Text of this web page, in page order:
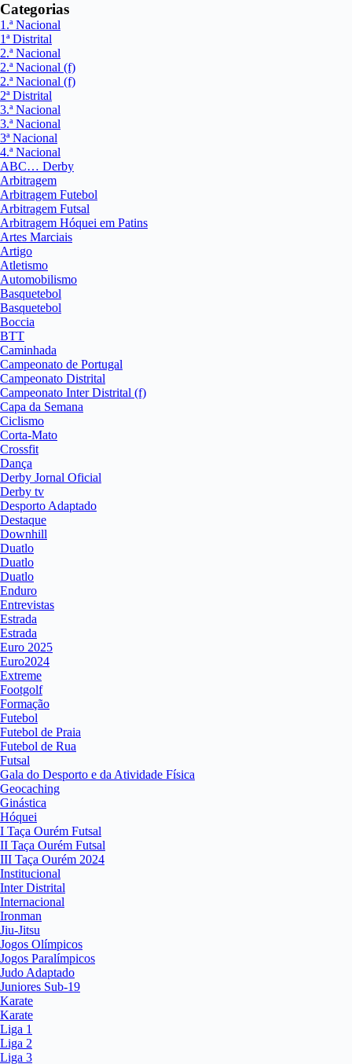
Categorias
1.ª Nacional
1ª Distrital
2.ª Nacional
2.ª Nacional (f)
2.ª Nacional (f)
2ª Distrital
3.ª Nacional
3.ª Nacional
3ª Nacional
4.ª Nacional
ABC… Derby
Arbitragem
Arbitragem Futebol
Arbitragem Futsal
Arbitragem Hóquei em Patins
Artes Marciais
Artigo
Atletismo
Automobilismo
Basquetebol
Basquetebol
Boccia
BTT
Caminhada
Campeonato de Portugal
Campeonato Distrital
Campeonato Inter Distrital (f)
Capa da Semana
Ciclismo
Corta-Mato
Crossfit
Dança
Derby Jornal Oficial
Derby tv
Desporto Adaptado
Destaque
Downhill
Duatlo
Duatlo
Duatlo
Enduro
Entrevistas
Estrada
Estrada
Euro 2025
Euro2024
Extreme
Footgolf
Formação
Futebol
Futebol de Praia
Futebol de Rua
Futsal
Gala do Desporto e da Atividade Física
Geocaching
Ginástica
Hóquei
I Taça Ourém Futsal
II Taça Ourém Futsal
III Taça Ourém 2024
Institucional
Inter Distrital
Internacional
Ironman
Jiu-Jitsu
Jogos Olímpicos
Jogos Paralímpicos
Judo Adaptado
Juniores Sub-19
Karate
Karate
Liga 1
Liga 2
Liga 3